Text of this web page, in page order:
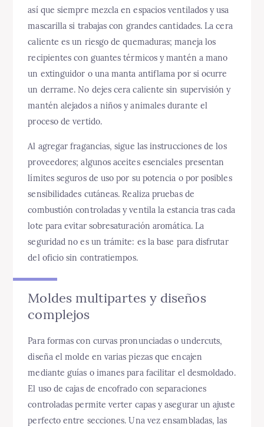
así que siempre mezcla en espacios ventilados y usa
mascarilla si trabajas con grandes cantidades. La cera
caliente es un riesgo de quemaduras; maneja los
recipientes con guantes térmicos y mantén a mano
un extinguidor o una manta antiflama por si ocurre
un derrame. No dejes cera caliente sin supervisión y
mantén alejados a niños y animales durante el
proceso de vertido.
Al agregar fragancias, sigue las instrucciones de los
proveedores; algunos aceites esenciales presentan
límites seguros de uso por su potencia o por posibles
sensibilidades cutáneas. Realiza pruebas de
combustión controladas y ventila la estancia tras cada
lote para evitar sobresaturación aromática. La
seguridad no es un trámite: es la base para disfrutar
del oficio sin contratiempos.
Moldes multipartes y diseños
complejos
Para formas con curvas pronunciadas o undercuts,
diseña el molde en varias piezas que encajen
mediante guías o imanes para facilitar el desmoldado.
El uso de cajas de encofrado con separaciones
controladas permite verter capas y asegurar un ajuste
perfecto entre secciones. Una vez ensambladas, las